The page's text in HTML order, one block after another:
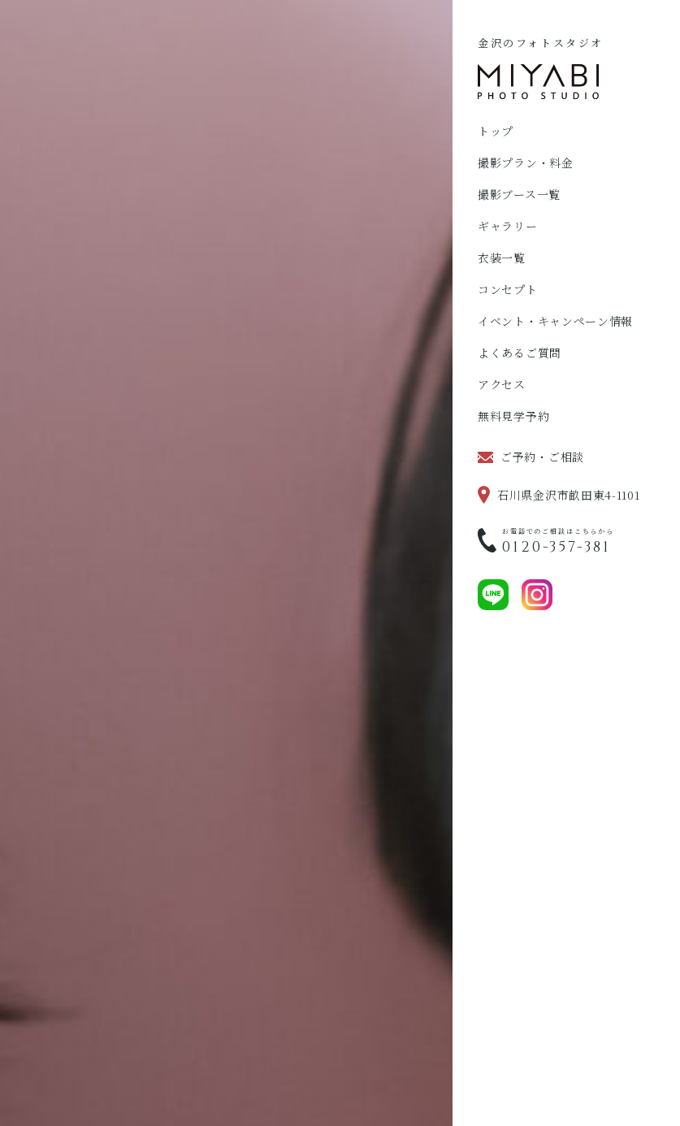
金沢のフォトスタジオ
トップ
撮影プラン・料金
撮影ブース一覧
ギャラリー
衣装一覧
コンセプト
イベント・キャンペーン情報
よくあるご質問
アクセス
無料見学予約
ご予約・ご相談
石川県金沢市畝田東4-1101
お電話でのご相談はこちらから
0120-357-381